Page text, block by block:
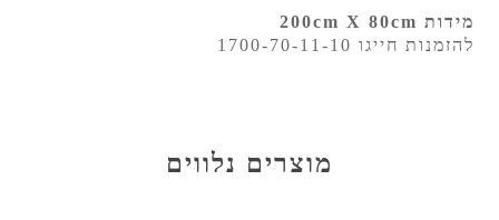
מידות 200cm X 80cm
להזמנות חייגו 1700-70-11-10
מוצרים נלווים